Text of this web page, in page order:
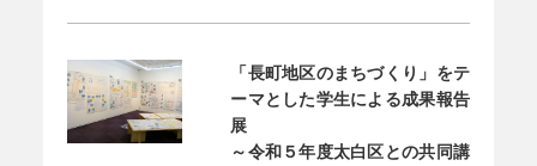
「長町地区のまちづくり」をテ
ーマとした学生による成果報告
展
～令和５年度太白区との共同講